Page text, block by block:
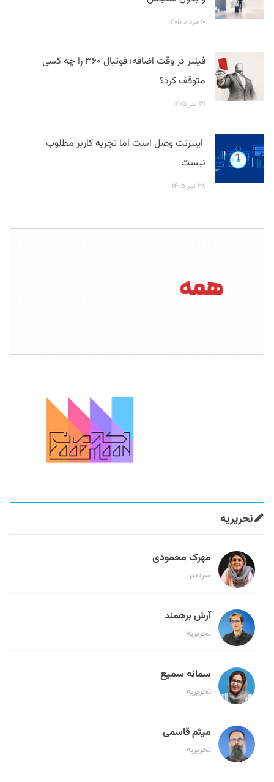
۱۰ مرداد ۱۴۰۵
فیلتر در وقت اضافه؛ فوتبال ۳۶۰ را چه کسی
متوقف کرد؟
۳۱ تیر ۱۴۰۵
اینترنت وصل است اما تجربه کاربر مطلوب
نیست
۲۸ تیر ۱۴۰۵
تحریریه
مهرک محمودی
سردبیر
آرش برهمند
تحریریه
سمانه سمیع
تحریریه
میثم قاسمی
تحریریه